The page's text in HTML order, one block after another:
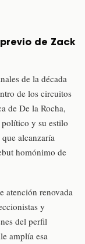
de Zack
de la década
de los circuitos
de De la Rocha,
y su estilo
alcanzaría
homónimo de
atención renovada
y
del perfil
amplía esa